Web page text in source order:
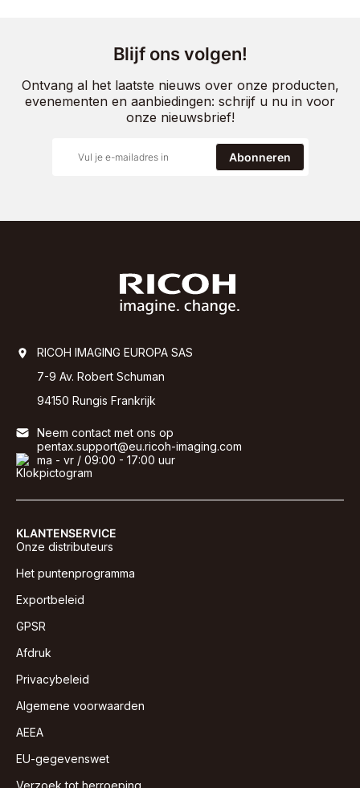
Blijf ons volgen!
Ontvang al het laatste nieuws over onze producten,
evenementen en aanbiedingen: schrijf u nu in voor
onze nieuwsbrief!
Abonneren
RICOH IMAGING EUROPA SAS
7-9 Av. Robert Schuman
94150 Rungis Frankrijk
Neem contact met ons op
pentax.support@eu.ricoh-imaging.com
ma - vr / 09:00 - 17:00 uur
KLANTENSERVICE
Onze distributeurs
Het puntenprogramma
Exportbeleid
GPSR
Afdruk
Privacybeleid
Algemene voorwaarden
AEEA
EU-gegevenswet